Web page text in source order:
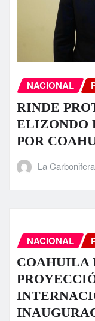
NACIONAL
RINDE
ELIZONDO
POR
La Carbonifera
NACIONAL
COAHUILA